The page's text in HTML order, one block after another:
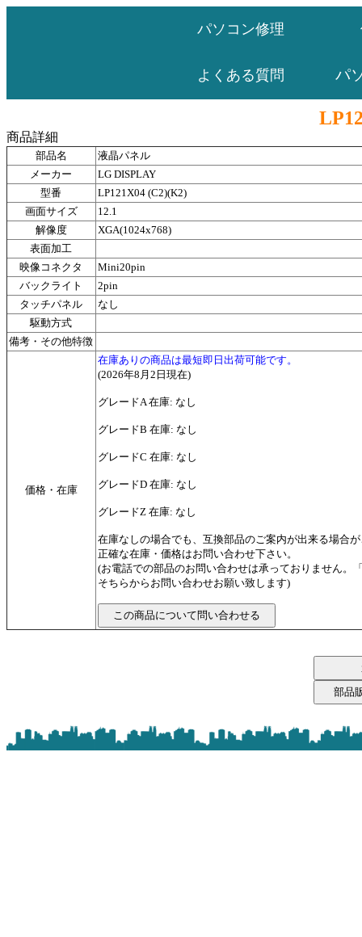
パソコン修理
よくある質問 パ
商品詳細
部品名
液晶パネル
メーカー
LG DISPLAY
型番
LP121X04 (C2)(K2)
画面サイズ
12.1
解像度
XGA(1024x768)
表面加工
映像コネクタ
Mini20pin
バックライト
2pin
タッチパネル
なし
駆動方式
備考・その他特徴
価格・在庫
在庫ありの商品は最短即日出荷可能です。
(2026年8月2日現在)
グレードA 在庫: なし
グレードB 在庫: なし
グレードC 在庫: なし
グレードD 在庫: なし
グレードZ 在庫: なし
在庫なしの場合でも、互換部品のご案内が出来る場合
正確な在庫・価格はお問い合わせ下さい。
(お電話での部品のお問い合わせは承っておりません。
そちらからお問い合わせお願い致します)